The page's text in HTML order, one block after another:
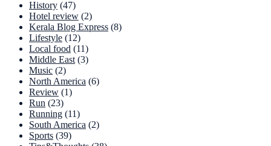
History (47)
Hotel review (2)
Kerala Blog Express (8)
Lifestyle (12)
Local food (11)
Middle East (3)
Music (2)
North America (6)
Review (1)
Run (23)
Running (11)
South America (2)
Sports (39)